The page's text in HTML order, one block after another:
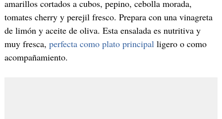
amarillos cortados a cubos, pepino, cebolla morada,
tomates cherry y perejil fresco. Prepara con una vinagreta
de limón y aceite de oliva. Esta ensalada es nutritiva y
muy fresca, perfecta como plato principalligero o como
acompañamiento.